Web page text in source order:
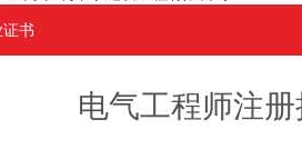
书
电气工程师注